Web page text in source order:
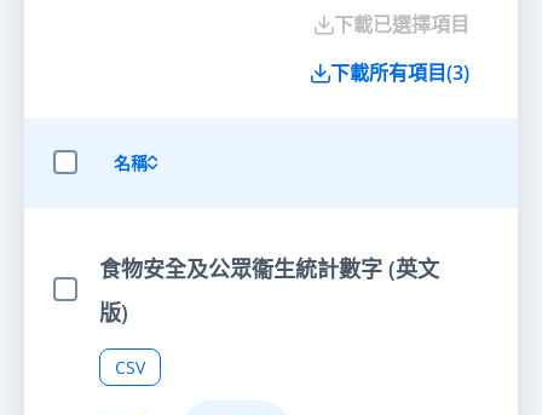
下載已選擇項目
下載所有項目(3)
名稱
選擇項目
食物安全及公眾衞生統計數字 (英文
版)
CSV